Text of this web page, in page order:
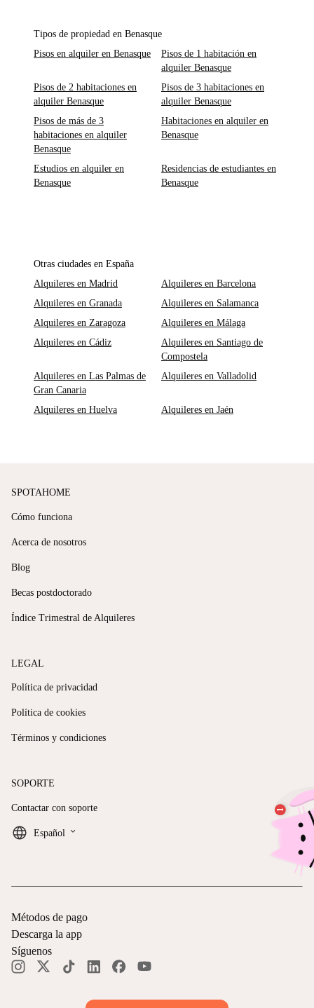
Tipos de propiedad en Benasque
Pisos en alquiler en Benasque
Pisos de 1 habitación en
alquiler Benasque
Pisos de 2 habitaciones en
alquiler Benasque
Pisos de 3 habitaciones en
alquiler Benasque
Pisos de más de 3
habitaciones en alquiler
Benasque
Habitaciones en alquiler en
Benasque
Estudios en alquiler en
Benasque
Residencias de estudiantes en
Benasque
Otras ciudades en España
Alquileres en Madrid
Alquileres en Barcelona
Alquileres en Granada
Alquileres en Salamanca
Alquileres en Zaragoza
Alquileres en Málaga
Alquileres en Cádiz
Alquileres en Santiago de
Compostela
Alquileres en Las Palmas de
Gran Canaria
Alquileres en Valladolid
Alquileres en Huelva Alquileres en Jaén
SPOTAHOME
Cómo funciona
Acerca de nosotros
Blog
Becas postdoctorado
Índice Trimestral de Alquileres
LEGAL
Política de privacidad
Política de cookies
Términos y condiciones
SOPORTE
Contactar con soporte
Español keyboard_arrow_down
Métodos de pago
Descarga la app
Síguenos